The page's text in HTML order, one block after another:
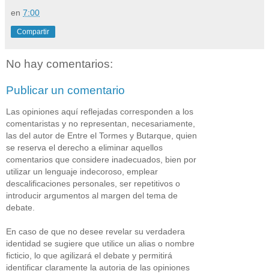
en 7:00
Compartir
No hay comentarios:
Publicar un comentario
Las opiniones aquí reflejadas corresponden a los
comentaristas y no representan, necesariamente,
las del autor de Entre el Tormes y Butarque, quien
se reserva el derecho a eliminar aquellos
comentarios que considere inadecuados, bien por
utilizar un lenguaje indecoroso, emplear
descalificaciones personales, ser repetitivos o
introducir argumentos al margen del tema de
debate.
En caso de que no desee revelar su verdadera
identidad se sugiere que utilice un alias o nombre
ficticio, lo que agilizará el debate y permitirá
identificar claramente la autoria de las opiniones